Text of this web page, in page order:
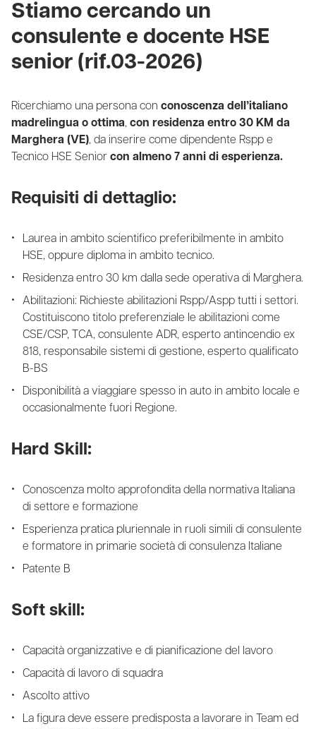
Stiamo cercando un
consulente e docente HSE
senior (rif.03-2026)
Ricerchiamo una persona con conoscenza dell’italiano
madrelingua o ottima, con residenza entro 30 KM da
Marghera (VE), da inserire come dipendente Rspp e
Tecnico HSE Senior con almeno 7 anni di esperienza.
Requisiti di dettaglio:
Laurea in ambito scientifico preferibilmente in ambito
HSE, oppure diploma in ambito tecnico.
Residenza entro 30 km dalla sede operativa di Marghera.
Abilitazioni: Richieste abilitazioni Rspp/Aspp tutti i settori.
Costituiscono titolo preferenziale le abilitazioni come
CSE/CSP, TCA, consulente ADR, esperto antincendio ex
818, responsabile sistemi di gestione, esperto qualificato
B-BS
Disponibilità a viaggiare spesso in auto in ambito locale e
occasionalmente fuori Regione.
Hard Skill:
Conoscenza molto approfondita della normativa Italiana
di settore e formazione
Esperienza pratica pluriennale in ruoli simili di consulente
e formatore in primarie società di consulenza Italiane
Patente B
Soft skill:
Capacità organizzative e di pianificazione del lavoro
Capacità di lavoro di squadra
Ascolto attivo
La figura deve essere predisposta a lavorare in Team ed